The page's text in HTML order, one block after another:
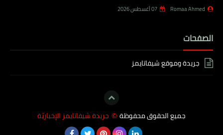
Romaa Ahmed 07 أغسطس 2026
الصفحات
جريدة وموقع شيفاتايمز
جميع الحقوق محفوظة © جريدة شيفاتايمز الإخباريّة